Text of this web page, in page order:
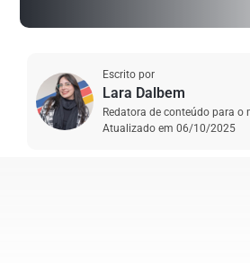
Escrito por
Lara Dalbem
Redatora de conteúdo para o
Atualizado em 06/10/2025